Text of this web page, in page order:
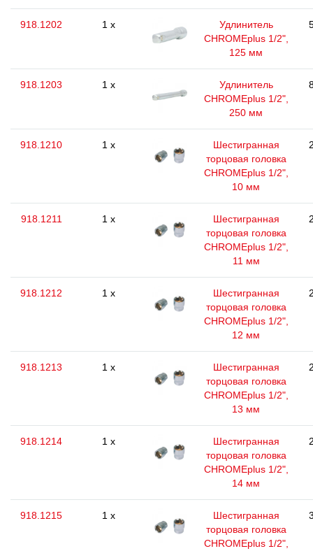
918.1202 1 x
Удлинитель
CHROMEplus 1/2",
125 мм
918.1203 1 x
Удлинитель
CHROMEplus 1/2",
250 мм
918.1210 1 x
Шестигранная
торцовая головка
CHROMEplus 1/2",
10 мм
918.1211 1 x
Шестигранная
торцовая головка
CHROMEplus 1/2",
11 мм
918.1212 1 x
Шестигранная
торцовая головка
CHROMEplus 1/2",
12 мм
918.1213 1 x
Шестигранная
торцовая головка
CHROMEplus 1/2",
13 мм
918.1214 1 x
Шестигранная
торцовая головка
CHROMEplus 1/2",
14 мм
918.1215 1 x
Шестигранная
торцовая головка
CHROMEplus 1/2",